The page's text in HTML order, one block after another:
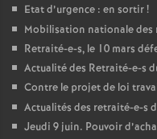
Etat d’urgence : en sortir!
Mobilisation nationale des
Retraité-e-s, le 10 mars
Actualité des Retraité-e-s
Contre le projet de loi
Actualités des retraité-e-s
Jeudi 9 juin. Pouvoir